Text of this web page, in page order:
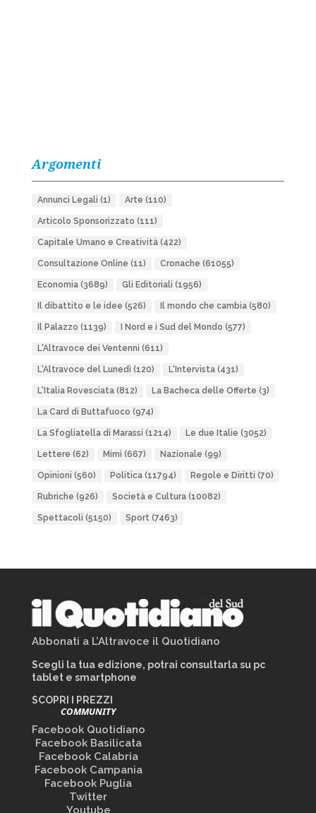
Argomenti
Annunci Legali (1) Arte (110)
Articolo Sponsorizzato (111)
Capitale Umano e Creatività(422)
Consultazione Online (11) Cronache (61055)
Economia(3689) Gli Editoriali (1956)
Il dibattito e le idee (526) Il mondo che cambia(580)
Il Palazzo (1139) I Nord e i Sud del Mondo (577)
L'Altravoce dei Ventenni (611)
L'Altravoce del Lunedì (120) L'Intervista(431)
L'Italia Rovesciata(812) La Bacheca delle Offerte (3)
La Card di Buttafuoco (974)
La Sfogliatella di Marassi (1214) Le due Italie (3052)
Lettere (62) Mimì (667) Nazionale (99)
Opinioni (560) Politica(11794) Regole e Diritti (70)
Rubriche (926) Società e Cultura(10082)
Spettacoli (5150) Sport(7463)
Abbonati a L’Altravoce il Quotidiano
Scegli la tua edizione, potrai consultarla su pc
tablet e smartphone
SCOPRI I PREZZI
COMMUNITY
Facebook Quotidiano
Facebook Basilicata
Facebook Calabria
Facebook Campania
Facebook Puglia
Twitter
Youtube